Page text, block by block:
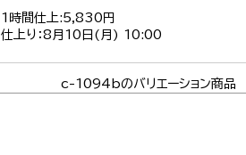
1時間仕上:5,830円
仕上り：8月10日(月) 10:00
c-1094bのバリエーション商品